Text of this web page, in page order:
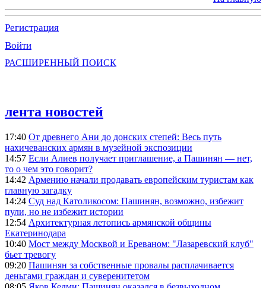
Регистрация
Войти
РАСШИРЕННЫЙ ПОИСК
лента новостей
17:40 От древнего Ани до донских степей: Весь путь
нахичеванских армян в музейной экспозиции
14:57 Если Алиев получает приглашение, а Пашинян — нет,
то о чем это говорит?
14:42 Армению начали продавать европейским туристам как
главную загадку
14:24 Суд над Католикосом: Пашинян, возможно, избежит
пули, но не избежит истории
12:54 Архитектурная летопись армянской общины
Екатеринодара
10:40 Мост между Москвой и Ереваном: "Лазаревский клуб"
бьет тревогу
09:20 Пашинян за собственные провалы расплачивается
деньгами граждан и суверенитетом